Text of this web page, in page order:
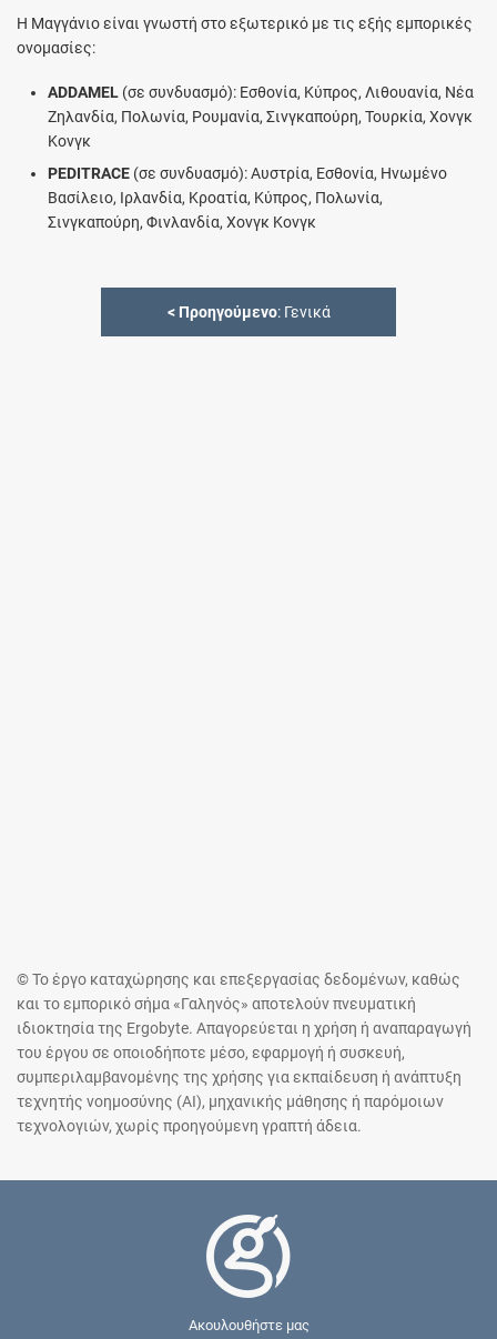
Η Μαγγάνιο είναι γνωστή στο εξωτερικό με τις εξής εμπορικές
ονομασίες:
ADDAMEL (σε συνδυασμό): Εσθονία, Κύπρος, Λιθουανία, Νέα
Ζηλανδία, Πολωνία, Ρουμανία, Σινγκαπούρη, Τουρκία, Χονγκ
Κονγκ
PEDITRACE (σε συνδυασμό): Αυστρία, Εσθονία, Ηνωμένο
Βασίλειο, Ιρλανδία, Κροατία, Κύπρος, Πολωνία,
Σινγκαπούρη, Φινλανδία, Χονγκ Κονγκ
< Προηγούμενο: Γενικά
© Το έργο καταχώρησης και επεξεργασίας δεδομένων, καθώς
και το εμπορικό σήμα «Γαληνός» αποτελούν πνευματική
ιδιοκτησία της Ergobyte. Απαγορεύεται η χρήση ή αναπαραγωγή
του έργου σε οποιοδήποτε μέσο, εφαρμογή ή συσκευή,
συμπεριλαμβανομένης της χρήσης για εκπαίδευση ή ανάπτυξη
τεχνητής νοημοσύνης (AI), μηχανικής μάθησης ή παρόμοιων
τεχνολογιών, χωρίς προηγούμενη γραπτή άδεια.
Ακουλουθήστε μας